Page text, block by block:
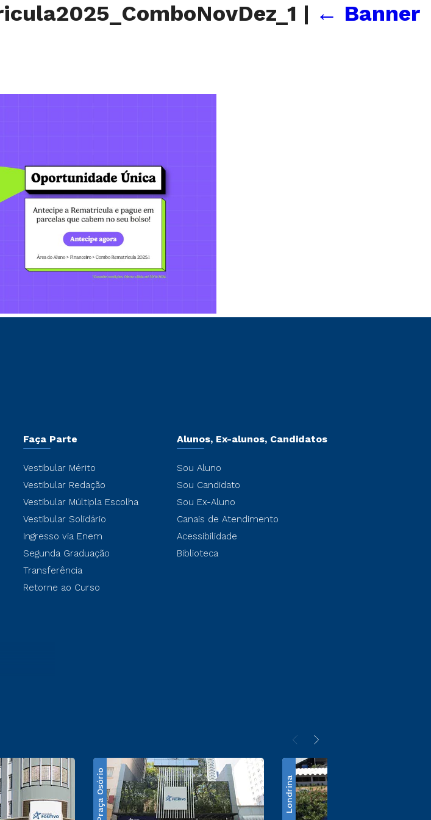
| ← Banner
Faça Parte
Vestibular Mérito
Vestibular Redação
Vestibular Múltipla Escolha
Vestibular Solidário
Ingresso via Enem
Segunda Graduação
Transferência
Retorne ao Curso
Alunos, Ex-alunos, Candidatos
Sou Aluno
Sou Candidato
Sou Ex-Aluno
Canais de Atendimento
Acessibilidade
Biblioteca
Praça Osório Londrina